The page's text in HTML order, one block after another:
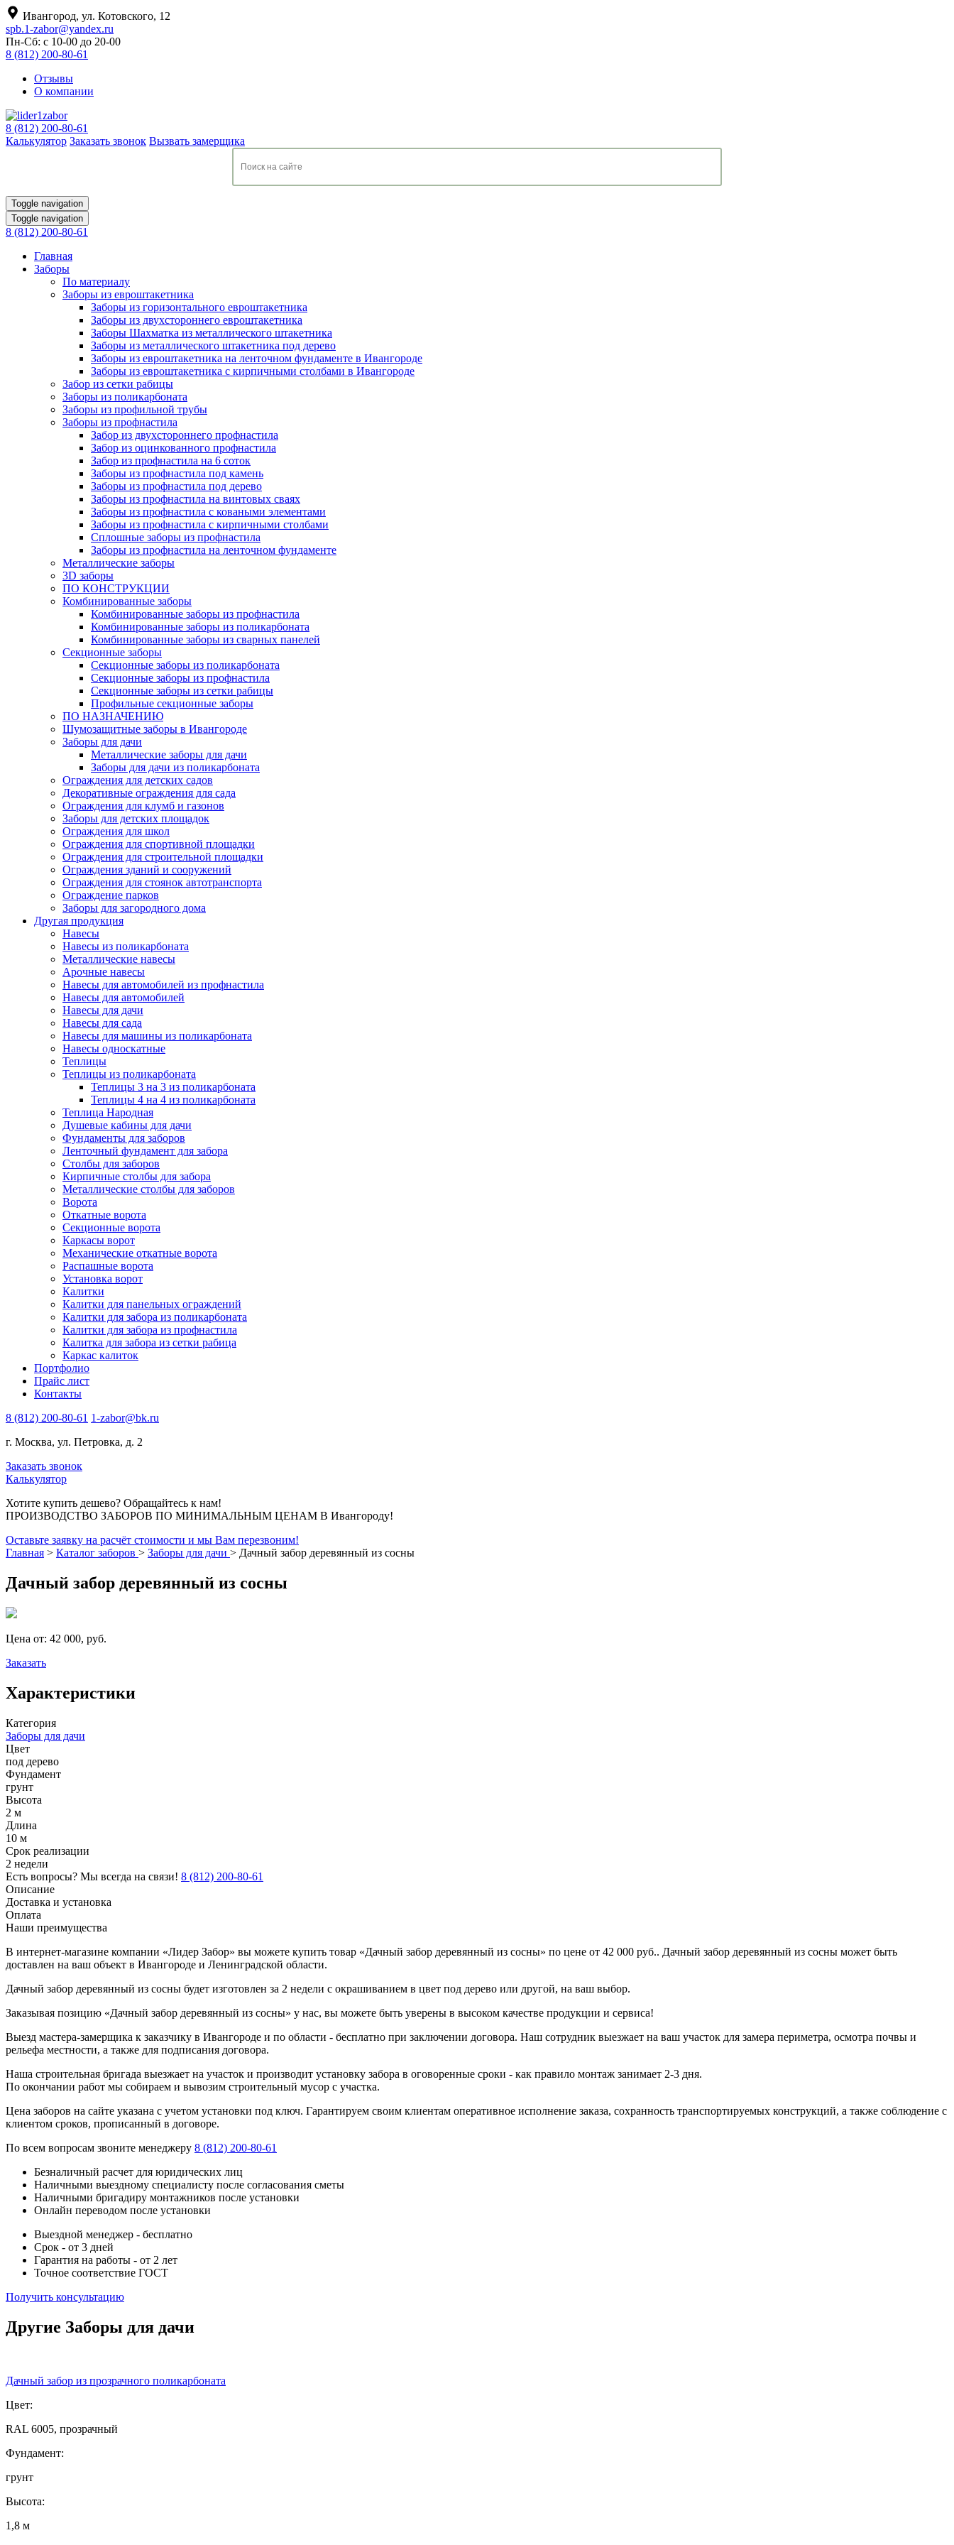
Ивангород, ул. Котовского, 12
spb.1-zabor@yandex.ru
Пн-Сб: с 10-00 до 20-00
8 (812) 200-80-61
Отзывы
О компании
8 (812) 200-80-61
Калькулятор Заказать звонок Вызвать замерщика
Toggle navigation
Toggle navigation
8 (812) 200-80-61
Главная
Заборы
По материалу
Заборы из евроштакетника
Заборы из горизонтального евроштакетника
Заборы из двухстороннего евроштакетника
Заборы Шахматка из металлического штакетника
Заборы из металлического штакетника под дерево
Заборы из евроштакетника на ленточном фундаменте в Ивангороде
Заборы из евроштакетника с кирпичными столбами в Ивангороде
Забор из сетки рабицы
Заборы из поликарбоната
Заборы из профильной трубы
Заборы из профнастила
Забор из двухстороннего профнастила
Забор из оцинкованного профнастила
Забор из профнастила на 6 соток
Заборы из профнастила под камень
Заборы из профнастила под дерево
Заборы из профнастила на винтовых сваях
Заборы из профнастила с коваными элементами
Заборы из профнастила с кирпичными столбами
Сплошные заборы из профнастила
Заборы из профнастила на ленточном фундаменте
Металлические заборы
3D заборы
ПО КОНСТРУКЦИИ
Комбинированные заборы
Комбинированные заборы из профнастила
Комбинированные заборы из поликарбоната
Комбинированные заборы из сварных панелей
Секционные заборы
Секционные заборы из поликарбоната
Секционные заборы из профнастила
Секционные заборы из сетки рабицы
Профильные секционные заборы
ПО НАЗНАЧЕНИЮ
Шумозащитные заборы в Ивангороде
Заборы для дачи
Металлические заборы для дачи
Заборы для дачи из поликарбоната
Ограждения для детских садов
Декоративные ограждения для сада
Ограждения для клумб и газонов
Заборы для детских площадок
Ограждения для школ
Ограждения для спортивной площадки
Ограждения для строительной площадки
Ограждения зданий и сооружений
Ограждения для стоянок автотранспорта
Ограждение парков
Заборы для загородного дома
Другая продукция
Навесы
Навесы из поликарбоната
Металлические навесы
Арочные навесы
Навесы для автомобилей из профнастила
Навесы для автомобилей
Навесы для дачи
Навесы для сада
Навесы для машины из поликарбоната
Навесы односкатные
Теплицы
Теплицы из поликарбоната
Теплицы 3 на 3 из поликарбоната
Теплицы 4 на 4 из поликарбоната
Теплица Народная
Душевые кабины для дачи
Фундаменты для заборов
Ленточный фундамент для забора
Столбы для заборов
Кирпичные столбы для забора
Металлические столбы для заборов
Ворота
Откатные ворота
Секционные ворота
Каркасы ворот
Механические откатные ворота
Распашные ворота
Установка ворот
Калитки
Калитки для панельных ограждений
Калитки для забора из поликарбоната
Калитки для забора из профнастила
Калитка для забора из сетки рабица
Каркас калиток
Портфолио
Прайс лист
Контакты
8 (812) 200-80-61 1-zabor@bk.ru
г. Москва, ул. Петровка, д. 2
Заказать звонок
Калькулятор
Хотите купить дешево? Обращайтесь к нам!
ПРОИЗВОДСТВО ЗАБОРОВ ПО МИНИМАЛЬНЫМ ЦЕНАМ В Ивангороду!
Оставьте заявку на расчёт стоимости и мы Вам перезвоним!
Главная > Каталог заборов > Заборы для дачи > Дачный забор деревянный из сосны
Дачный забор деревянный из сосны
Цена от: 42 000, руб.
Заказать
Характеристики
Категория
Заборы для дачи
Цвет
под дерево
Фундамент
грунт
Высота
2 м
Длина
10 м
Срок реализации
2 недели
Есть вопросы? Мы всегда на связи! 8 (812) 200-80-61
Описание
Доставка и установка
Оплата
Наши преимущества
В интернет-магазине компании «Лидер Забор» вы можете купить товар «Дачный забор деревянный из сосны» по цене от 42 000 руб.. Дачный забор деревянный из сосны может быть
доставлен на ваш объект в Ивангороде и Ленинградской области.
Дачный забор деревянный из сосны будет изготовлен за 2 недели с окрашиванием в цвет под дерево или другой, на ваш выбор.
Заказывая позицию «Дачный забор деревянный из сосны» у нас, вы можете быть уверены в высоком качестве продукции и сервиса!
Выезд мастера-замерщика к заказчику в Ивангороде и по области - бесплатно при заключении договора. Наш сотрудник выезжает на ваш участок для замера периметра, осмотра почвы и
рельефа местности, а также для подписания договора.
Наша строительная бригада выезжает на участок и производит установку забора в оговоренные сроки - как правило монтаж занимает 2-3 дня.
По окончании работ мы собираем и вывозим строительный мусор с участка.
Цена заборов на сайте указана с учетом установки под ключ. Гарантируем своим клиентам оперативное исполнение заказа, сохранность транспортируемых конструкций, а также соблюдение с
клиентом сроков, прописанный в договоре.
По всем вопросам звоните менеджеру 8 (812) 200-80-61
Безналичный расчет для юридических лиц
Наличными выездному специалисту после согласования сметы
Наличными бригадиру монтажников после установки
Онлайн переводом после установки
Выездной менеджер - бесплатно
Срок - от 3 дней
Гарантия на работы - от 2 лет
Точное соответствие ГОСТ
Получить консультацию
Другие Заборы для дачи
Дачный забор из прозрачного поликарбоната
Цвет:
RAL 6005, прозрачный
Фундамент:
грунт
Высота:
1,8 м